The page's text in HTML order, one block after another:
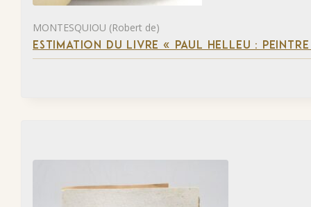
MONTESQUIOU (Robert de)
ESTIMATION DU LIVRE « PAUL HELLEU :